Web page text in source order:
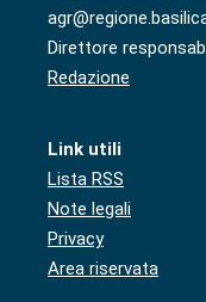
Direttore
Redazione
Link utili
Lista RSS
Note legali
Privacy
Area riservata